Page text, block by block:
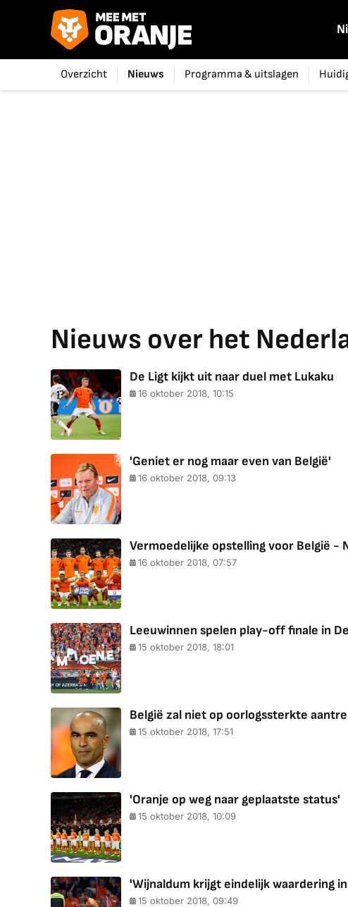
Overzicht Nieuws Programma & uitslagen
Nieuws over het
De Ligt kijkt uit naar duel met Lukaku
16 oktober 2018, 10:15
'Geniet er nog maar even van België'
16 oktober 2018, 09:13
Vermoedelijke opstelling voor België -
16 oktober 2018, 07:57
Leeuwinnen spelen play-off finale in
15 oktober 2018, 18:01
België zal niet op oorlogssterkte
15 oktober 2018, 17:51
'Oranje op weg naar geplaatste status'
15 oktober 2018, 10:09
'Wijnaldum krijgt eindelijk waardering
15 oktober 2018, 09:49